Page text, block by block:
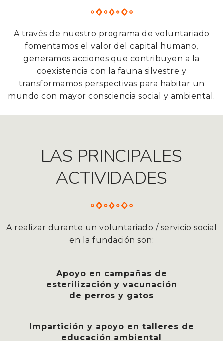
A través de nuestro programa de voluntariado
fomentamos el valor del capital
humano,
generamos acciones que contribuyen a la
coexistencia con la fauna silvestre y
transformamos perspectivas para habitar un
mundo con mayorconsciencia social y ambiental.
LAS PRINCIPALES
ACTIVIDADES
A realizar durante un voluntariado / servicio social
en la fundación son:
Apoyo en campañas de
esterilización y vacunación
de perros y gatos
Impartición y apoyo en talleres de
educación ambiental